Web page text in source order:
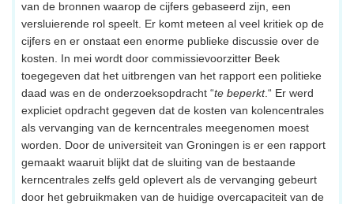
van de bronnen waarop de cijfers gebaseerd zijn, een
versluierende rol speelt. Er komt meteen al veel kritiek op de
cijfers en er onstaat een enorme publieke discussie over de
kosten. In mei wordt door commissievoorzitter Beek
toegegeven dat het uitbrengen van het rapport een politieke
daad was en de onderzoeksopdracht “te beperkt.“ Er werd
expliciet opdracht gegeven dat de kosten van kolencentrales
als vervanging van de kerncentrales meegenomen moest
worden. Door de universiteit van Groningen is er een rapport
gemaakt waaruit blijkt dat de sluiting van de bestaande
kerncentrales zelfs geld oplevert als de vervanging gebeurt
door het gebruikmaken van de huidige overcapaciteit van de